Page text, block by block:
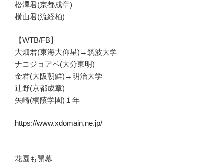
松澤君(京都成章)
横山君(流経柏)
【WTB/FB】
大畑君(東海大仰星)→筑波大学
ナコジョアペ(大分東明)
金君(大阪朝鮮)→明治大学
辻野(京都成章)
矢崎(桐蔭学園)１年
https://www.xdomain.ne.jp/
花園も開幕